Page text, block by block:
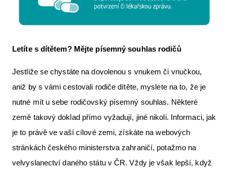
Letíte s dítětem? Mějte písemný souhlas rodičů
Jestliže se chystáte na dovolenou s vnukem či vnučkou,
aniž by s vámi cestovali rodiče dítěte, myslete na to, že je
nutné mít u sebe rodičovský písemný souhlas. Některé
země takový doklad přímo vyžadují, jiné nikoli. Informaci, jak
je to právě ve vaší cílové zemi, získáte na webových
stránkách českého ministerstva zahraničí, potažmo na
velvyslanectví daného státu v ČR. Vždy je však lepší, když